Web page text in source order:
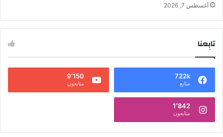
أغسطس 7, 2026
تابِعنا
722k
متابع
9٬150
متابعون
1٬842
متابعون